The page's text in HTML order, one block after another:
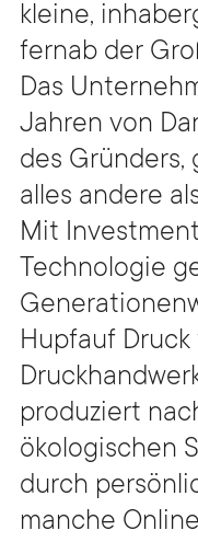
kleine,
fernab der
Das
Jahren von
des Gründers,
alles andere
Mit
Technologie
Hupfauf
produziert
ökologischen
durch
manche